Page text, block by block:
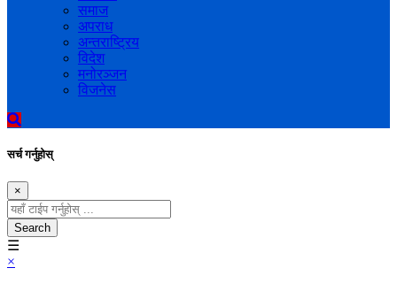
समाज
अपराध
अन्तराष्ट्रिय
विदेश
मनोरञ्जन
विजनेस
सर्च गर्नुहोस्
×
Search
☰
×